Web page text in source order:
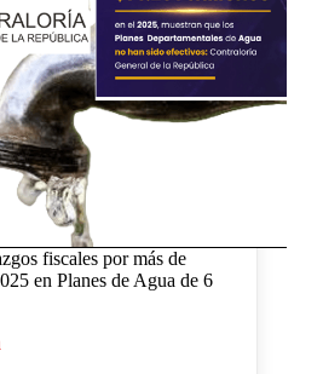
fiscales por más de
en Planes de Agua de 6